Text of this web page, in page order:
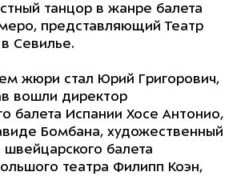
танцор в жанре балета
представляющий Театр
Севилье.
жюри стал Юрий Григорович,
вошли директор
балета Испании Хосе Антонио,
Бомбана, художественный
швейцарского балета
театра Филипп Коэн,